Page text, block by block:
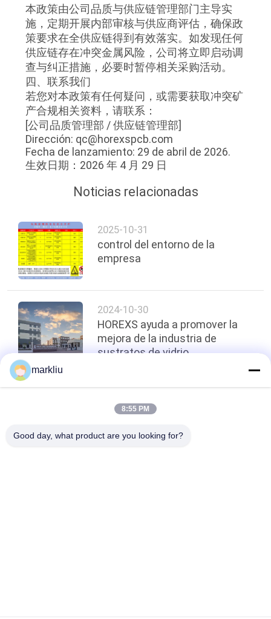
本政策由公司品质与供应链管理部门主导实
施，定期开展内部审核与供应商评估，确保政
策要求在全供应链得到有效落实。如发现任何
供应链存在冲突金属风险，公司将立即启动调
查与纠正措施，必要时暂停相关采购活动。
四、联系我们
若您对本政策有任何疑问，或需要获取冲突矿
产合规相关资料，请联系：
[公司品质管理部 / 供应链管理部]
Dirección: qc@horexspcb.com
Fecha de lanzamiento: 29 de abril de 2026.
生效日期：2026 年 4 月 29 日
Noticias relacionadas
2025-10-31
control del entorno de la
empresa
2024-10-30
HOREXS ayuda a promover la
mejora de la industria de
sustratos de vidrio
arriba
markliu
8:55 PM
Good day, what product are you looking for?